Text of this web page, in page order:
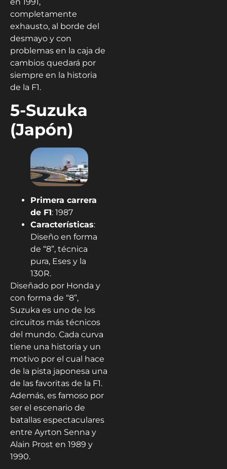
completamente
exhausto, al borde del
desmayo y con
problemas en la caja de
cambios quedará por
siempre en la historia
de la F1.
5-Suzuka
(Japón)
Primera carrera
de F1: 1987
Características:
Diseño en forma
de “8”, técnica
pura, Eses y la
130R.
Diseñado por Honda y
con forma de “8”,
Suzuka es uno de los
circuitos más técnicos
del mundo. Cada curva
tiene una historia y un
motivo por el cual hace
de la pista japonesa una
de las favoritas de la F1.
Además, es famoso por
ser el escenario de
batallas espectaculares
entre Ayrton Senna y
Alain Prost en 1989 y
1990.